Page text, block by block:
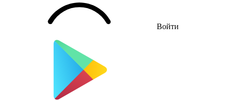
Войти